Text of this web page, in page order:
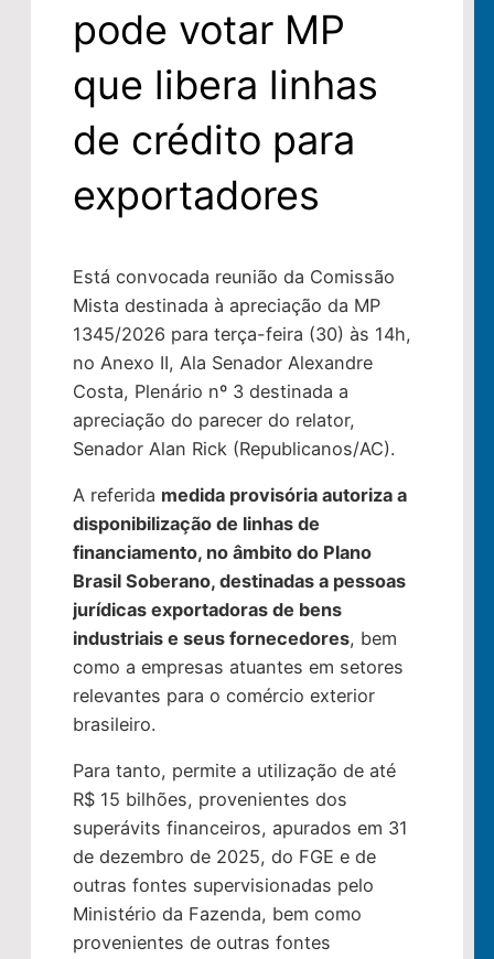
pode votar MP
que libera linhas
de crédito para
exportadores
Está convocada reunião da Comissão
Mista destinada à apreciação da MP
1345/2026 para terça-feira (30) às 14h,
no Anexo II, Ala Senador Alexandre
Costa, Plenário nº 3 destinada a
apreciação do parecer do relator,
Senador Alan Rick (Republicanos/AC).
A referida medida provisória autoriza a
disponibilização de linhas de
financiamento, no âmbito do Plano
Brasil Soberano, destinadas a pessoas
jurídicas exportadoras de bens
industriais e seus fornecedores, bem
como a empresas atuantes em setores
relevantes para o comércio exterior
brasileiro.
Para tanto, permite a utilização de até
R$ 15 bilhões, provenientes dos
superávits financeiros, apurados em 31
de dezembro de 2025, do FGE e de
outras fontes supervisionadas pelo
Ministério da Fazenda, bem como
provenientes de outras fontes